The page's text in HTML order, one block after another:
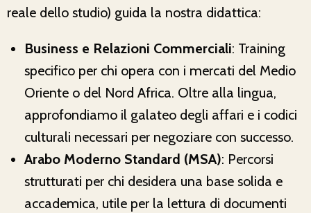
reale dello studio) guida la nostra didattica:
Business e Relazioni Commerciali: Training
specifico per chi opera con i mercati del Medio
Oriente o del Nord Africa. Oltre alla lingua,
approfondiamo il galateo degli affari e i codici
culturali necessari per negoziare con successo.
Arabo Moderno Standard (MSA): Percorsi
strutturati per chi desidera una base solida e
accademica, utile per la lettura di documenti